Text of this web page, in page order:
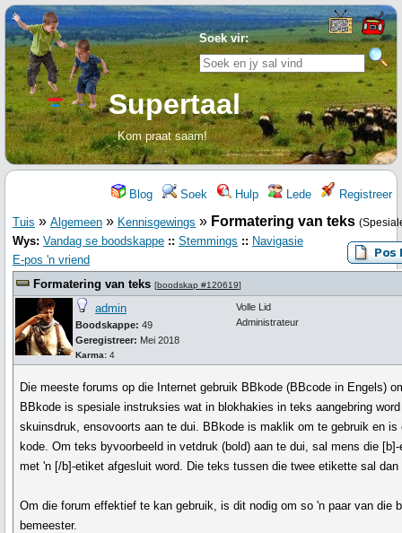
Soek vir:
Supertaal
Kom praat saam!
Blog Soek Hulp Lede Registreer
Tuis » Algemeen » Kennisgewings » Formatering van teks
Wys: Vandag se boodskappe :: Stemmings :: Navigasie
E-pos 'n vriend
Formatering van teks [boodskap #120619]
admin
Boodskappe: 49
Geregistreer: Mei 2018
Karma: 4
Volle Lid
Administrateur
Die meeste forums op die Internet gebruik BBkode (BBcode in Engels)
BBkode is spesiale instruksies wat in blokhakies in teks aangebring
skuinsdruk, ensovoorts aan te dui. BBkode is maklik om te gebruik en is
kode. Om teks byvoorbeeld in vetdruk (bold) aan te dui, sal mens die [b]-
met 'n [/b]-etiket afgesluit word. Die teks tussen die twee etikette sal dan
Om die forum effektief te kan gebruik, is dit nodig om so 'n paar van die
bemeester.